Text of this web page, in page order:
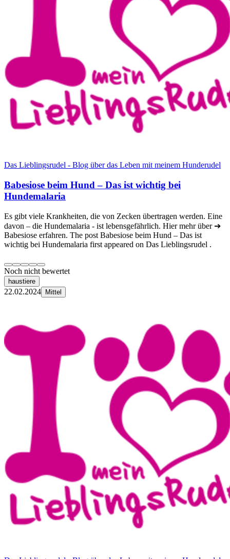
Das Lieblingsrudel - Blog über das Leben mit meinem Hunderudel
Babesiose beim Hund – Das ist wichtig bei
Hundemalaria
Es gibt viele Krankheiten, die von Zecken übertragen werden. Eine
davon – die Hundemalaria - ist lebensgefährlich. Hier mehr über ➔
Babesiose erfahren. The post Babesiose beim Hund – Das ist
wichtig bei Hundemalaria first appeared on Das Lieblingsrudel .
Noch nicht bewertet
haustiere
22.02.2024 Mittel